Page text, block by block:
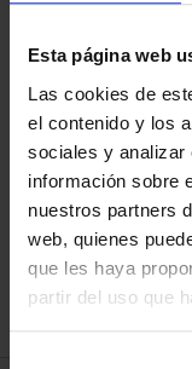
Esta página web
Las cookies de
el contenido y los
sociales y analizar
información sobre
nuestros partners
web, quienes
que les haya
partir del uso que
ORDENAR POR: